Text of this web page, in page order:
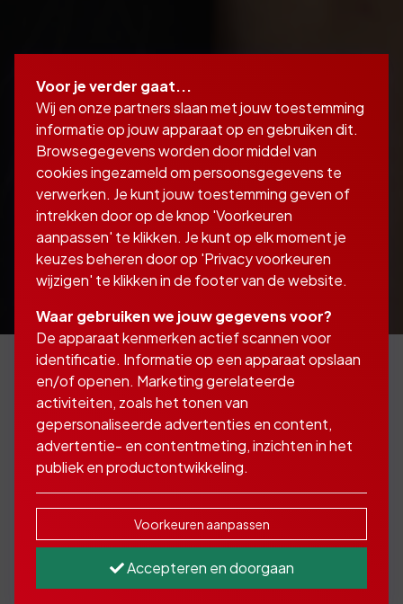
Een keyman is een voor
de organisatie erg
belangrijk figuur
Het is vaak de (mede)-eigenaar van een
onderneming maar het kan ook een
Voor je verder gaat...
Wij en onze partners slaan met jouw toestemming
informatie op jouw apparaat op en gebruiken dit.
Browsegegevens worden door middel van
cookies ingezameld om persoonsgegevens te
verwerken. Je kunt jouw toestemming geven of
intrekken door op de knop 'Voorkeuren
aanpassen' te klikken. Je kunt op elk moment je
keuzes beheren door op 'Privacy voorkeuren
wijzigen' te klikken in de footer van de website.
Waar gebruiken we jouw gegevens voor?
De apparaat kenmerken actief scannen voor
identificatie. Informatie op een apparaat opslaan
en/of openen. Marketing gerelateerde
activiteiten, zoals het tonen van
gepersonaliseerde advertenties en content,
advertentie- en contentmeting, inzichten in het
publiek en productontwikkeling.
Voorkeuren aanpassen
Accepteren en doorgaan